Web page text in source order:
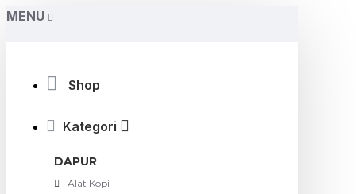
MENU
Shop
Kategori
DAPUR
Alat Kopi